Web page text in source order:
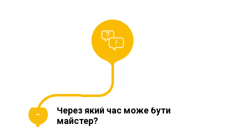
Через який час може бути
майстер?